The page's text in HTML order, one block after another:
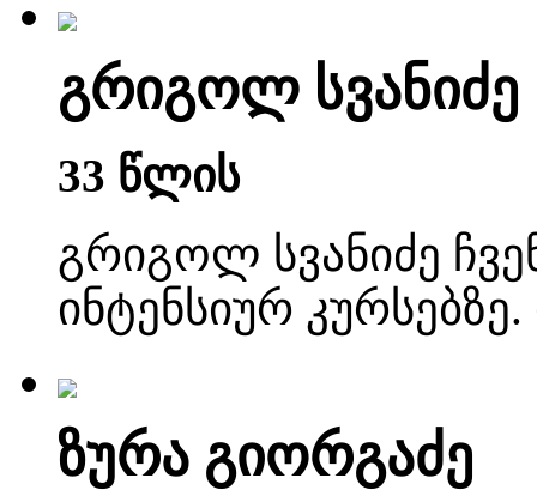
გრიგოლ სვანიძე
33 წლის
გრიგოლ სვანიძე
ინტენსიურ
ზურა გიორგაძე